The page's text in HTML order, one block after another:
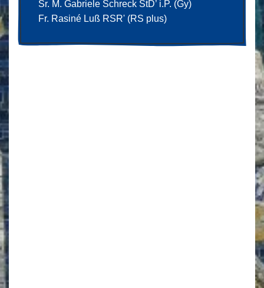
Sr. M. Gabriele Schreck StD’ i.P. (Gy)
Fr. Rasiné Luß RSR' (RS plus)